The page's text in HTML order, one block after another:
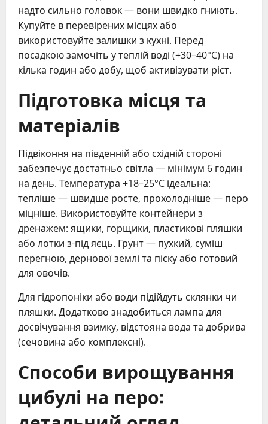
надто сильно головок — вони швидко гниють.
Купуйте в перевірених місцях або
використовуйте залишки з кухні. Перед
посадкою замочіть у теплій воді (+30–40°C) на
кілька годин або добу, щоб активізувати ріст.
Підготовка місця та
матеріалів
Підвіконня на південній або східній стороні
забезпечує достатньо світла — мінімум 6 годин
на день. Температура +18–25°C ідеальна:
тепліше — швидше росте, прохолодніше — перо
міцніше. Використовуйте контейнери з
дренажем: ящики, горщики, пластикові пляшки
або лотки з-під яєць. Грунт — пухкий, суміш
перегною, дернової землі та піску або готовий
для овочів.
Для гідропоніки або води підійдуть склянки чи
пляшки. Додатково знадобиться лампа для
досвічування взимку, відстояна вода та добрива
(сечовина або комплексні).
Способи вирощування
цибулі на перо: